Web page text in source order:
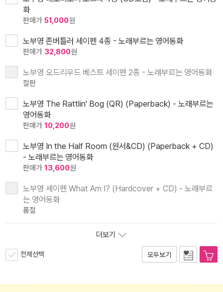
화
판매가 51,000원
노부영 존버틀러 세이펜 4종 - 노래부르는 영어동화
판매가 32,800원
노부영 오드리우드 베스트 세이펜 2종 - 노래부르는 영어동화
절판
노부영 The Rattlin' Bog (QR) (Paperback) - 노래부르는
영어동화
판매가 10,200원
노부영 In the Half Room (원서&CD) (Paperback + CD)
- 노래부르는 영어동화
판매가 13,600원
노부영 세이펜 What Am I? (Hardcover + CD) - 노래부르
는 영어동화
품절
더보기
전체선택 모두보기